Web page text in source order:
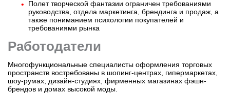
Полет творческой фантазии ограничен требованиями
руководства, отдела маркетинга, брендинга и продаж, а
также пониманием психологии покупателей и
требованиями рынка
Работодатели
Многофункциональные специалисты оформления торговых
пространств востребованы в шопинг-центрах, гипермаркетах,
шоу-румах, дизайн-студиях, фирменных магазинах фэшн-
брендов и домах высокой моды.